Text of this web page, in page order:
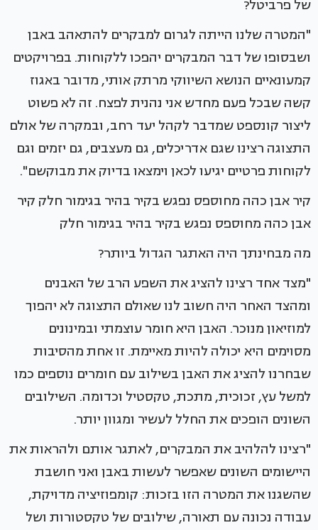
של פרביטל?
"המטרה שלנו הייתה לגרום למבקרים להתאהב באבן
ושבסופו של דבר המבקרים יהפכו ללקוחות. בפרויקטים
קמעונאיים הנושא השיווקי מרתק אותי, מדובר באגוז
קשה שבכל פעם מחדש אני נהנית לפצח. זה לא פשוט
ליצור קונספט שמדבר לקהל יעד רחב, ובמקרה של אולם
התצוגה רצינו שגם אדריכלים, גם מעצבים, גם יזמים וגם
לקוחות פרטיים יגיעו לכאן וימצאו בדיוק את מבוקשם".
קיר אבן כהה מחוספס נפגש בקיר בהיר בגימור חלק קיר
אבן כהה מחוספס נפגש בקיר בהיר בגימור חלק
מה מבחינתך היה האתגר הגדול ביותר?
"מצד אחד רצינו להציג את השפע הרב של האבנים
ומהצד האחר היה חשוב לנו שאולם התצוגה לא יהפוך
למוזיאון מנוכר. האבן היא חומר עוצמתי ובמינונים
מסוימים היא יכולה להיות מאיימת. זו אחת מהסיבות
שבחרנו להציג את האבן בשילוב עם חומרים נוספים כמו
למשל עץ, זכוכית, מתכת, טקסטיל וכדומה. השילובים
השונים הופכים את החלל לעשיר ומגוון יותר.
"רצינו להלהיב את המבקרים, לאתגר אותם ולהראות את
היישומים השונים שאפשר לעשות באבן ואני חושבת
שהשגנו את המטרה הזו בזכות: קומפוזיציה מדויקת,
עבודה נכונה עם תאורה, שילובים של טקסטורות ושל